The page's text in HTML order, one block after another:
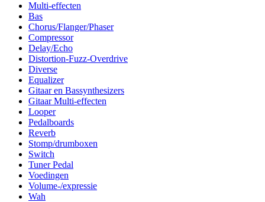
Multi-effecten
Bas
Chorus/Flanger/Phaser
Compressor
Delay/Echo
Distortion-Fuzz-Overdrive
Diverse
Equalizer
Gitaar en Bassynthesizers
Gitaar Multi-effecten
Looper
Pedalboards
Reverb
Stomp/drumboxen
Switch
Tuner Pedal
Voedingen
Volume-/expressie
Wah